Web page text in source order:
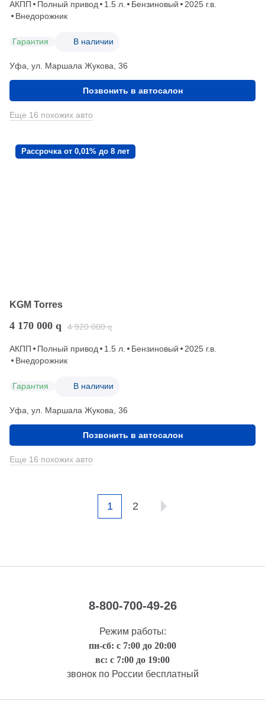
АКПП Полный привод 1.5 л. Бензиновый
2025 г.в.
Внедорожник
Гарантия В наличии
Уфа, ул. Маршала Жукова, 36
Позвонить в автосалон
Еще 16 похожих авто
Рассрочка от 0,01% до 8 лет
KGM Torres
4 170 000 q 4 920 000 q
АКПП Полный привод 1.5 л. Бензиновый
2025 г.в.
Внедорожник
Гарантия В наличии
Уфа, ул. Маршала Жукова, 36
Позвонить в автосалон
Еще 16 похожих авто
1 2
8-800-700-49-26
Режим работы:
пн-сб: с 7:00 до 20:00
вс: с 7:00 до 19:00
звонок по России бесплатный